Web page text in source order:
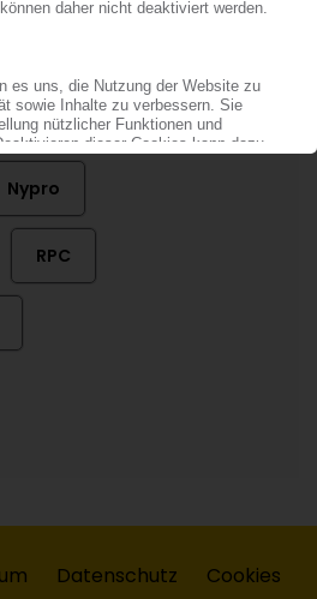
Mega Airless
Nypro
RPC
Datenschutz Cookies